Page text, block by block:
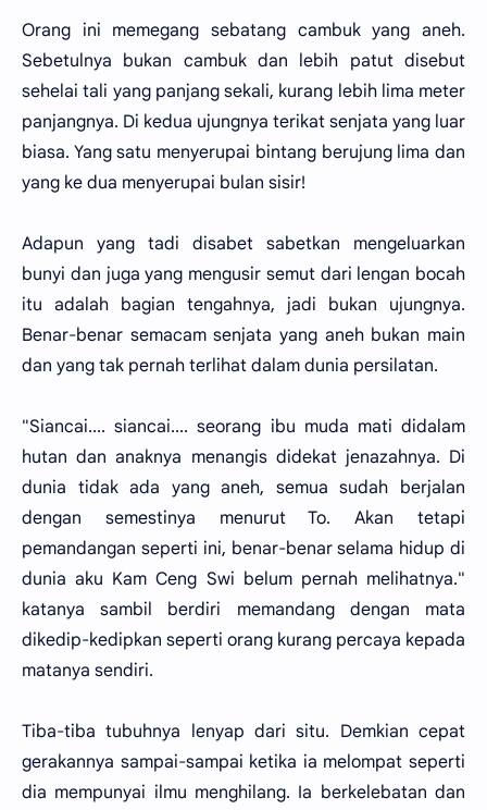
Orang ini memegang sebatang cambuk yang aneh.
Sebetulnya bukan cambuk dan lebih patut disebut
sehelai tali yang panjang sekali, kurang lebih lima meter
panjangnya. Di kedua ujungnya terikat senjata yang luar
biasa. Yang satu menyerupai bintang berujung lima dan
yang ke dua menyerupai bulan sisir!
Adapun yang tadi disabet sabetkan mengeluarkan
bunyi dan juga yang mengusir semut dari lengan bocah
itu adalah bagian tengahnya, jadi bukan ujungnya.
Benar-benar semacam senjata yang aneh bukan main
dan yang tak pernah terlihat dalam dunia persilatan.
"Siancai.... siancai.... seorang ibu muda mati didalam
hutan dan anaknya menangis didekat jenazahnya. Di
dunia tidak ada yang aneh, semua sudah berjalan
dengan semestinya menurut To. Akan tetapi
pemandangan seperti ini, benar-benar selama hidup di
dunia aku Kam Ceng Swi belum pernah melihatnya."
katanya sambil berdiri memandang dengan mata
dikedip-kedipkan seperti orang kurang percaya kepada
matanya sendiri.
Tiba-tiba tubuhnya lenyap dari situ. Demkian cepat
gerakannya sampai-sampai ketika ia melompat seperti
dia mempunyai ilmu menghilang. Ia berkelebatan dan